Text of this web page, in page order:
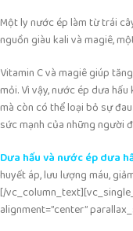
Một ly nước ép làm từ trái
nguồn giàu kali và magiê,
Vitamin C và magiê giúp
mỏi. Vì vậy, nước ép dưa
mà còn có thể loại bỏ sự
sức mạnh của những người
Dưa hấu và nước ép dưa
huyết áp, lưu lượng máu,
[/
alignment=”center”